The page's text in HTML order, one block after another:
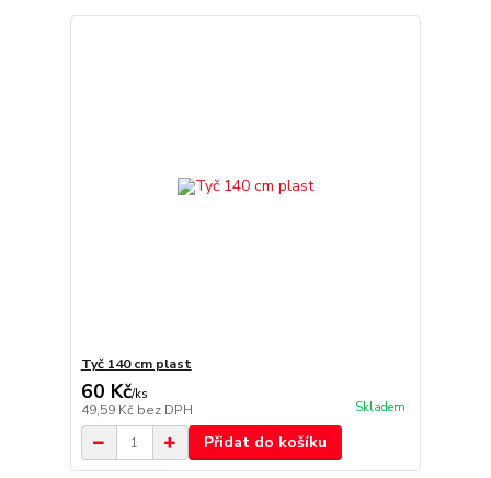
Tyč 140 cm plast
60 Kč/ks
49,59 Kč bez DPH Skladem
Přidat do košíku